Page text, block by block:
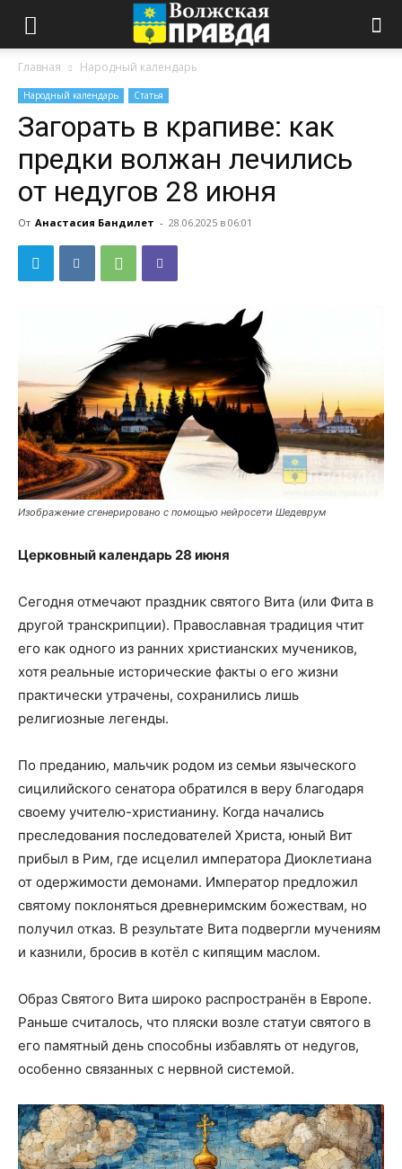
Главная Народный календарь
Народный календарь Статья
Загорать в крапиве: как
предки волжан лечились
от недугов 28 июня
От Анастасия Бандилет - 28.06.2025 в 06:01
Изображение сгенерировано с помощью нейросети Шедеврум
Церковный календарь 28 июня
Сегодня отмечают праздник святого Вита (или Фита в
другой транскрипции). Православная традиция чтит
его как одного из ранних христианских мучеников,
хотя реальные исторические факты о его жизни
практически утрачены, сохранились лишь
религиозные легенды.
По преданию, мальчик родом из семьи языческого
сицилийского сенатора обратился в веру благодаря
своему учителю-христианину. Когда начались
преследования последователей Христа, юный Вит
прибыл в Рим, где исцелил императора Диоклетиана
от одержимости демонами. Император предложил
святому поклоняться древнеримским божествам, но
получил отказ. В результате Вита подвергли мучениям
и казнили, бросив в котёл с кипящим маслом.
Образ Святого Вита широко распространён в Европе.
Раньше считалось, что пляски возле статуи святого в
его памятный день способны избавлять от недугов,
особенно связанных с нервной системой.